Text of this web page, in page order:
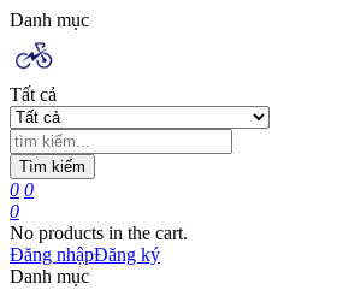
Danh mục
Tất cả
Tìm kiếm
0 0
0
No products in the cart.
Đăng nhậpĐăng ký
Danh mục